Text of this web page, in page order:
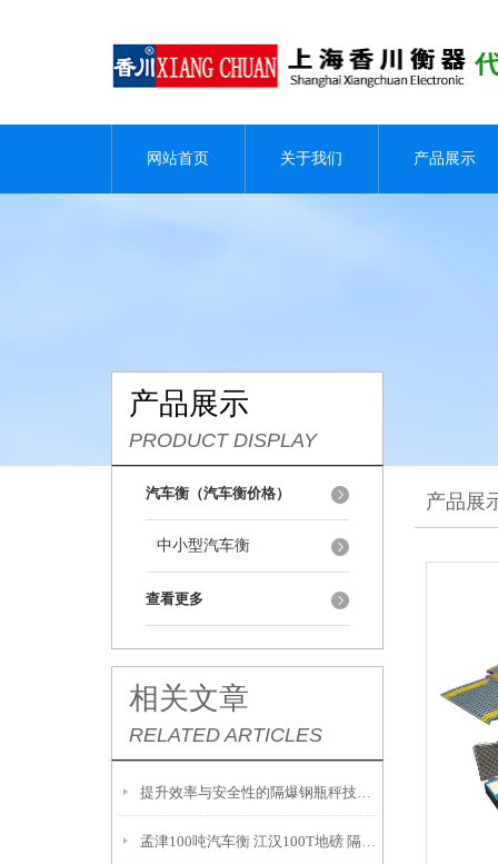
网站首页 关于我们 产品展示
产品展示
PRODUCT DISPLAY
汽车衡（汽车衡价格）
中小型汽车衡
查看更多
相关文章
RELATED ARTICLES
提升效率与安全性的隔爆钢瓶秤技术解析
孟津100吨汽车衡 江汉100T地磅 隔爆油桶秤产品参数：
产品展